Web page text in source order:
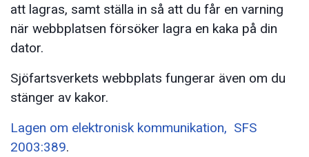
att lagras, samt ställa in så att du får en varning
när webbplatsen försöker lagra en kaka på din
dator.
Sjöfartsverkets webbplats fungerar även om du
stänger av kakor.
Lagen om elektronisk kommunikation, SFS
2003:389.